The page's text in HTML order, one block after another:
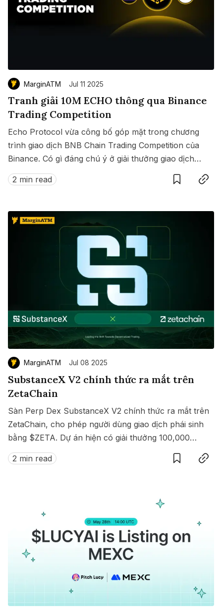
MarginATM Jul 11 2025
Tranh giải 10M ECHO thông qua Binance
Trading Competition
Echo Protocol vừa công bố góp mặt trong chương
trình giao dịch BNB Chain Trading Competition của
Binance. Có gì đáng chú ý ở giải thưởng giao dịch
này?
2 min read
SaveCopy link
MarginATM Jul 08 2025
SubstanceX V2 chính thức ra mắt trên
ZetaChain
Sàn Perp Dex SubstanceX V2 chính thức ra mắt trên
ZetaChain, cho phép người dùng giao dịch phái sinh
bằng $ZETA. Dự án hiện có giải thưởng 100,000
$ZETA diễn ra từ 8 đến 15/07/2025.
2 min read
SaveCopy link